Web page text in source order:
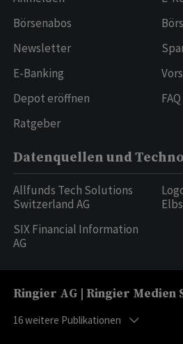
Börsenabos
Newsletter
E-Banking
Depot eröffnen
Ratgeber
FAQ
Datenquellen und
Allfunds Tech Solutions
Switzerland AG
SIX Financial Information
AG
Ringier AG | Ringier Medien
16weitere Publikationen